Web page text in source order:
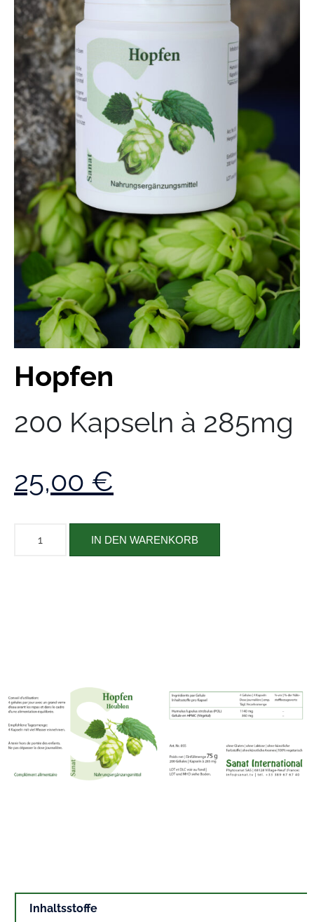
Hopfen
200 Kapseln à 285mg
25,00 €
IN DEN WARENKORB
Inhaltsstoffe